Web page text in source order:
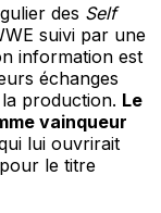
des Self
suivi par une
information est
échanges
production. Le
vainqueur
lui ouvrirait
le titre